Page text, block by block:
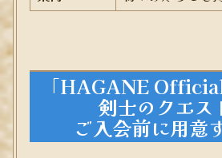
「HAGANE
剣士のクエス
ご入会前に用意